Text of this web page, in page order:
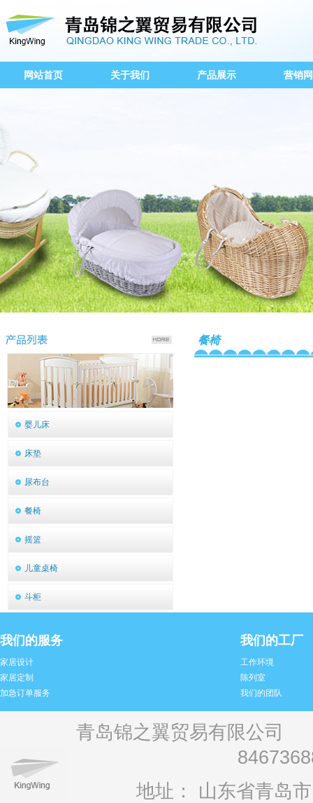
网站首页 关于我们 产品展示 营销
婴儿床
床垫
尿布台
餐椅
摇篮
儿童桌椅
斗柜
餐椅
我们的服务
家居设计
家居定制
加急订单服务
我们的工厂
工作环境
陈列室
我们的团队
青岛锦之翼贸易有限公司
地址： 山东省青岛